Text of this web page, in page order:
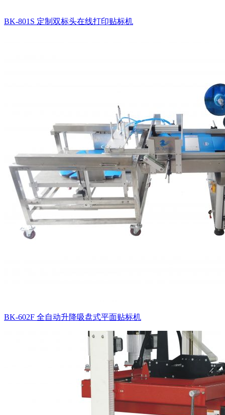
BK-801S 定制双标头在线打印贴标机
BK-602F 全自动升降吸盘式平面贴标机